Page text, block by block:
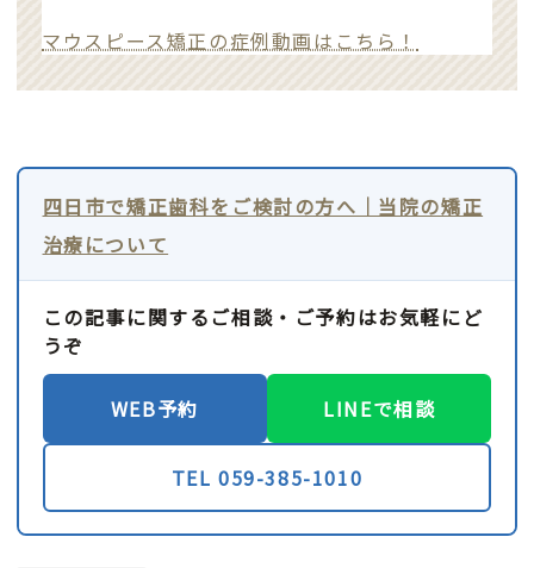
マウスピース矯正の症例動画はこちら！
四日市で矯正歯科をご検討の方へ｜当院の矯正
治療について
この記事に関するご相談・ご予約はお気軽にど
うぞ
WEB予約 LINEで相談
TEL 059-385-1010